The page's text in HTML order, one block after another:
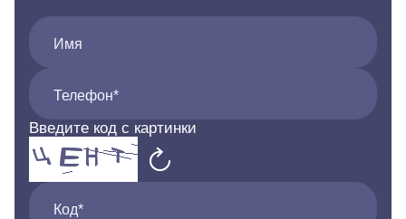
Имя
Телефон*
Введите код с картинки
Код*